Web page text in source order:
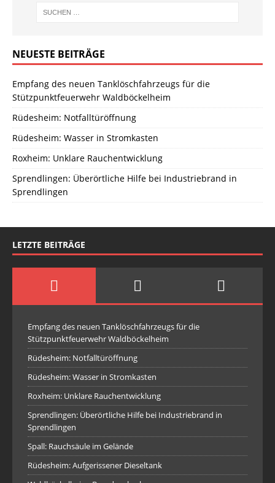
NEUESTE BEITRÄGE
Empfang des neuen Tanklöschfahrzeugs für die
Stützpunktfeuerwehr Waldböckelheim
Rüdesheim: Notfalltüröffnung
Rüdesheim: Wasser in Stromkasten
Roxheim: Unklare Rauchentwicklung
Sprendlingen: Überörtliche Hilfe bei Industriebrand in
Sprendlingen
LETZTE BEITRÄGE
Empfang des neuen Tanklöschfahrzeugs für die
Stützpunktfeuerwehr Waldböckelheim
Rüdesheim: Notfalltüröffnung
Rüdesheim: Wasser in Stromkasten
Roxheim: Unklare Rauchentwicklung
Sprendlingen: Überörtliche Hilfe bei Industriebrand in
Sprendlingen
Spall: Rauchsäule im Gelände
Rüdesheim: Aufgerissener Dieseltank